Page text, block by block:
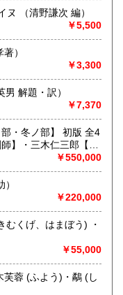
わせください。
スマホ等での画像が
と非常にわかりやす
国文、古典籍、趣
明治初年北海紀聞 : 北海道・千島・アイヌ （清野謙次 編）
￥5,500
井真孝著）
￥3,300
安藤英男 解題・訳）
￥7,370
・冬ノ部】 初版 全4
￥550,000
）
￥220,000
むくげ、はまぼう) ・
￥55,000